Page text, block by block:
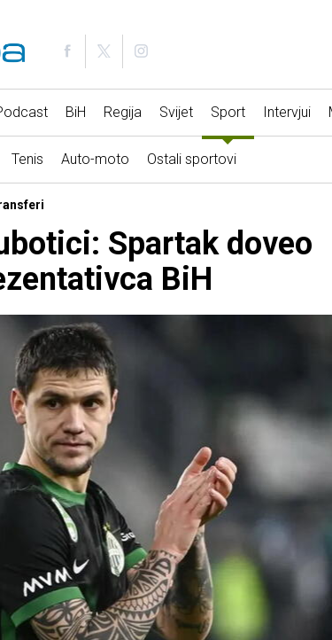
BiH Regija Svijet Sport Intervjui
Tenis Auto-moto Ostali sportovi
Spartak doveo
BiH